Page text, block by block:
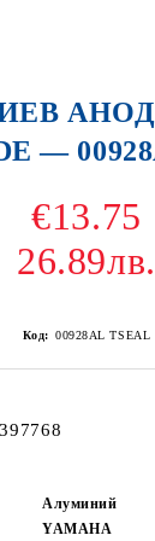
АНОД
—
€13.75
26.89лв.
Код: 00928AL TSEAL
Алуминий
YAMAHA